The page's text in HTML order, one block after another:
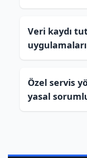
Veri kaydı
uygulamaları
Özel servis
yasal